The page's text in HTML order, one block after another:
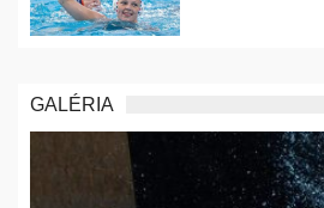
GALÉRIA